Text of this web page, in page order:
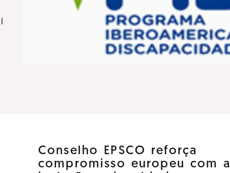
Conselho EPSCO reforça
compromisso europeu com a